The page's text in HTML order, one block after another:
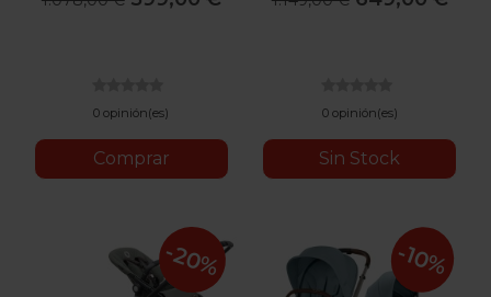
0 opinión(es)
Comprar
0 opinión(es)
Sin Stock
-20% -10%